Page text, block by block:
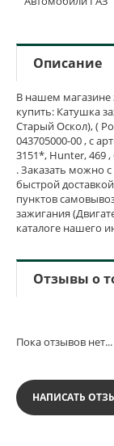
Описание
В нашем магазине
купить: Катушка
Старый Оскол), (
043705000-00 , с
3151*, Hunter, 469
. Заказать можно
быстрой
пунктов
зажигания
каталоге нашего
Отзывы о
Пока отзывов нет...
НАПИСАТЬ